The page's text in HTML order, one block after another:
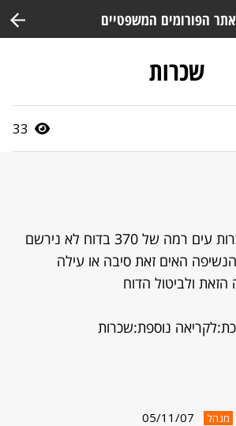
אתר הפורומים המשפטיים
שכרות
33
ניתפסתי על שכרות עים רמה של 370 בדוח לא נירשם
האים זאת סיבה או עילה
ולביטול הדוח
נוספת:שכרות
מנהל 05/11/07